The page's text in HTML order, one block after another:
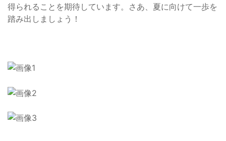
得られることを期待しています。さあ、夏に向けて一歩を
踏み出しましょう！